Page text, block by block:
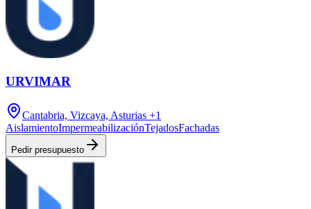
URVIMAR
Cantabria, Vizcaya, Asturias +1
AislamientoImpermeabilizaciónTejadosFachadas
Pedir presupuesto